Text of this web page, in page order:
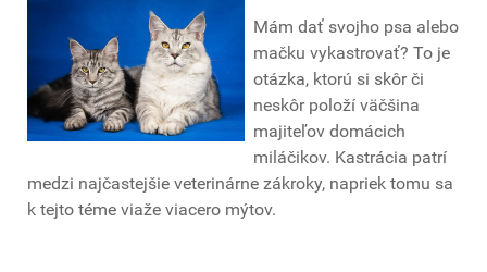
Mám dať svojho psa alebo
mačku vykastrovať? To je
otázka, ktorú si skôr či
neskôr položí väčšina
majiteľov domácich
miláčikov. Kastrácia patrí
medzi najčastejšie veterinárne zákroky, napriek tomu sa
k tejto téme viaže viacero mýtov.